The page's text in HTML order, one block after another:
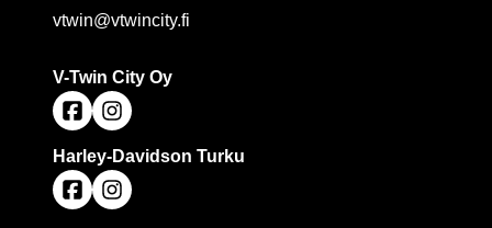
vtwin@vtwincity.fi
V-Twin City Oy
Harley-Davidson Turku